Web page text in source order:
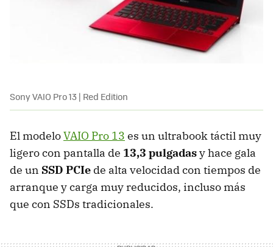
Sony VAIO Pro 13 | Red Edition
El modeloVAIO Pro 13 es un ultrabook táctil muy
ligero con pantalla de 13,3 pulgadasy hace gala
de un SSD PCIe de alta velocidad con tiempos de
arranque y carga muy reducidos, incluso más
que con SSDs tradicionales.